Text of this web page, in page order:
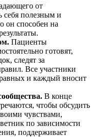
от
себя полезным и
он способен на
Пациенты
готовят,
следят за
Все участники
и каждый вносит
В конце
чтобы обсудить
чувствами,
по зависимости
поддерживает